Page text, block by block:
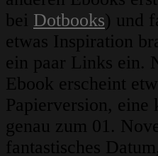
bei Dotbooks) und
etwas Inspiration
ein paar Links ein.
Ebook erscheint
Papierversion, eine
genau zum 01.
fantastisches